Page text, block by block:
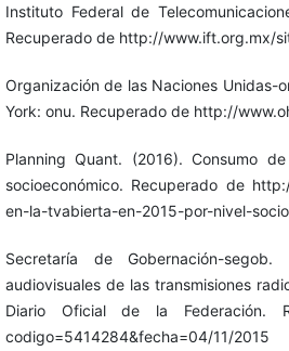
Instituto Federal de
Recuperado de http://www.ift.org.mx/
Organización de las Naciones Unidas-
York: onu. Recuperado de http://
Planning Quant. (2016). Consumo
socioeconómico. Recuperado de
en-la-tvabierta-en-2015-por-nivel-
Secretaría de Gobernación-
audiovisuales de las transmisiones
Diario Oficial de la Federación.
codigo=5414284&fecha=04/11/2015